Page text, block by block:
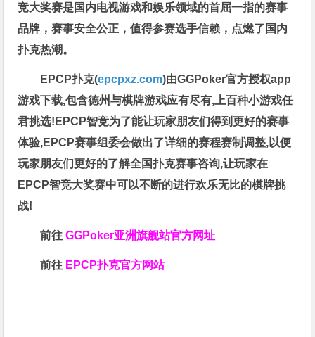
竞大奖赛是国内电视游戏和娱乐领域的首屈一指的赛事
品牌，赛事安全公正，值得参赛选手信赖，点燃了国内
扑克热潮。
EPCP扑克(epcpxz.com)由GGPoker官方授权app
游戏下载,包含德州与棋牌游戏应有尽有,上百种小游戏任
君挑选!EPCP智竞为了能让玩家朋友们得到更好的赛事
体验,EPCP赛事组委会做出了详细的赛程赛制调整,以便
玩家朋友们更好的了解全国扑克赛事咨询,让玩家在
EPCP智竞大奖赛中可以不断的进行欢乐无比的棋牌挑
战!
前往GGPoker亚洲旗舰站官方网址
前往 EPCP扑克官方网站